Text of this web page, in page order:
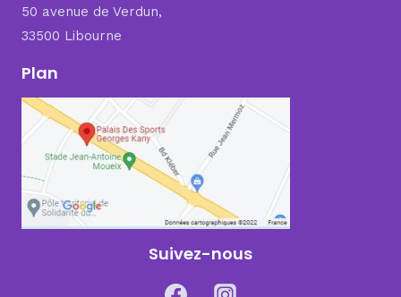
50 avenue de Verdun,
33500 Libourne
Plan
Suivez-nous